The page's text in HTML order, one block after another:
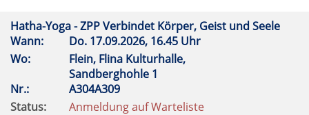
Hatha-Yoga - ZPP Verbindet Körper, Geist und Seele
Wann:
Do. 17.09.2026, 16.45 Uhr
Wo:
Flein, Flina Kulturhalle,
Sandberghohle 1
Nr.:
A304A309
Status:
Anmeldung auf Warteliste